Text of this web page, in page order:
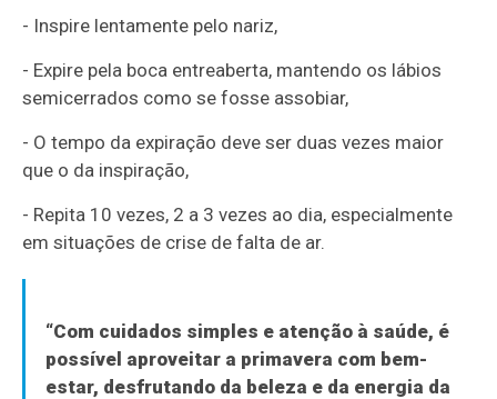
- Inspire lentamente pelo nariz,
- Expire pela boca entreaberta, mantendo os lábios
semicerrados como se fosse assobiar,
- O tempo da expiração deve ser duas vezes maior
que o da inspiração,
- Repita 10 vezes, 2 a 3 vezes ao dia, especialmente
em situações de crise de falta de ar.
“Com cuidados simples e atenção à saúde, é
possível aproveitar a primavera com bem-
estar, desfrutando da beleza e da energia da